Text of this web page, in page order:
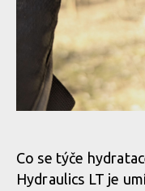
Osprey Escapist Velocity
Osprey Escapist Velocity
Osprey Escapist Velocity
Osprey Escapist Velocity 6
Osprey Escapist Velocity
Osprey Escapist Velocity
Co se týče
Hydraulics LT je